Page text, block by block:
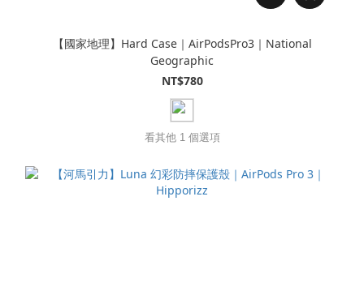
【國家地理】Hard Case｜AirPodsPro3｜National
Geographic
NT$780
看其他 1 個選項